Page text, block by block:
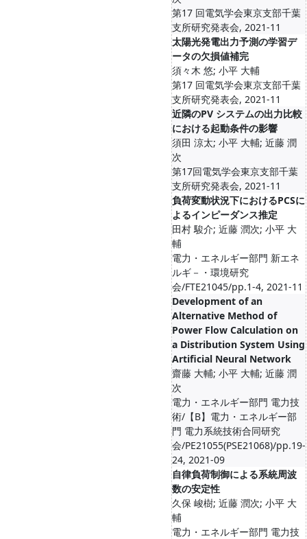
第17 回電気学会東京支部千葉
支所研究発表会, 2021-11
太陽光発電出力予測の学習デ
ータの欠損値補完
須々木 悠; 小平 大輔
第17 回電気学会東京支部千葉
支所研究発表会, 2021-11
近隣のPV システムの出力比較
における起動条件の影響
須田 涼太; 小平 大輔; 近藤 潤
次
第17回電気学会東京支部千葉
支所研究発表会, 2021-11
負荷変動状況下におけるPCSに
よるインピーダンス推定
田村 駿介; 近藤 潤次; 小平 大
輔
電力・エネルギー部門 新エネ
ルギ－・環境研究
会/FTE21045/pp.1-4, 2021-11
Development of an
Alternative Method of
Power Flow Calculation on
a Distribution System Using
Artificial Neural Network
齋藤 大輔; 小平 大輔; 近藤 潤
次
電力・エネルギー部門 電力技
術/【B】電力・エネルギー部
門 電力系統技術合同研究
会/PE21055(PSE21068)/pp.19-
24, 2021-09
自律負荷制御による系統周波
数の安定性
久保 峻樹; 近藤 潤次; 小平 大
輔
電力・エネルギー部門 電力技